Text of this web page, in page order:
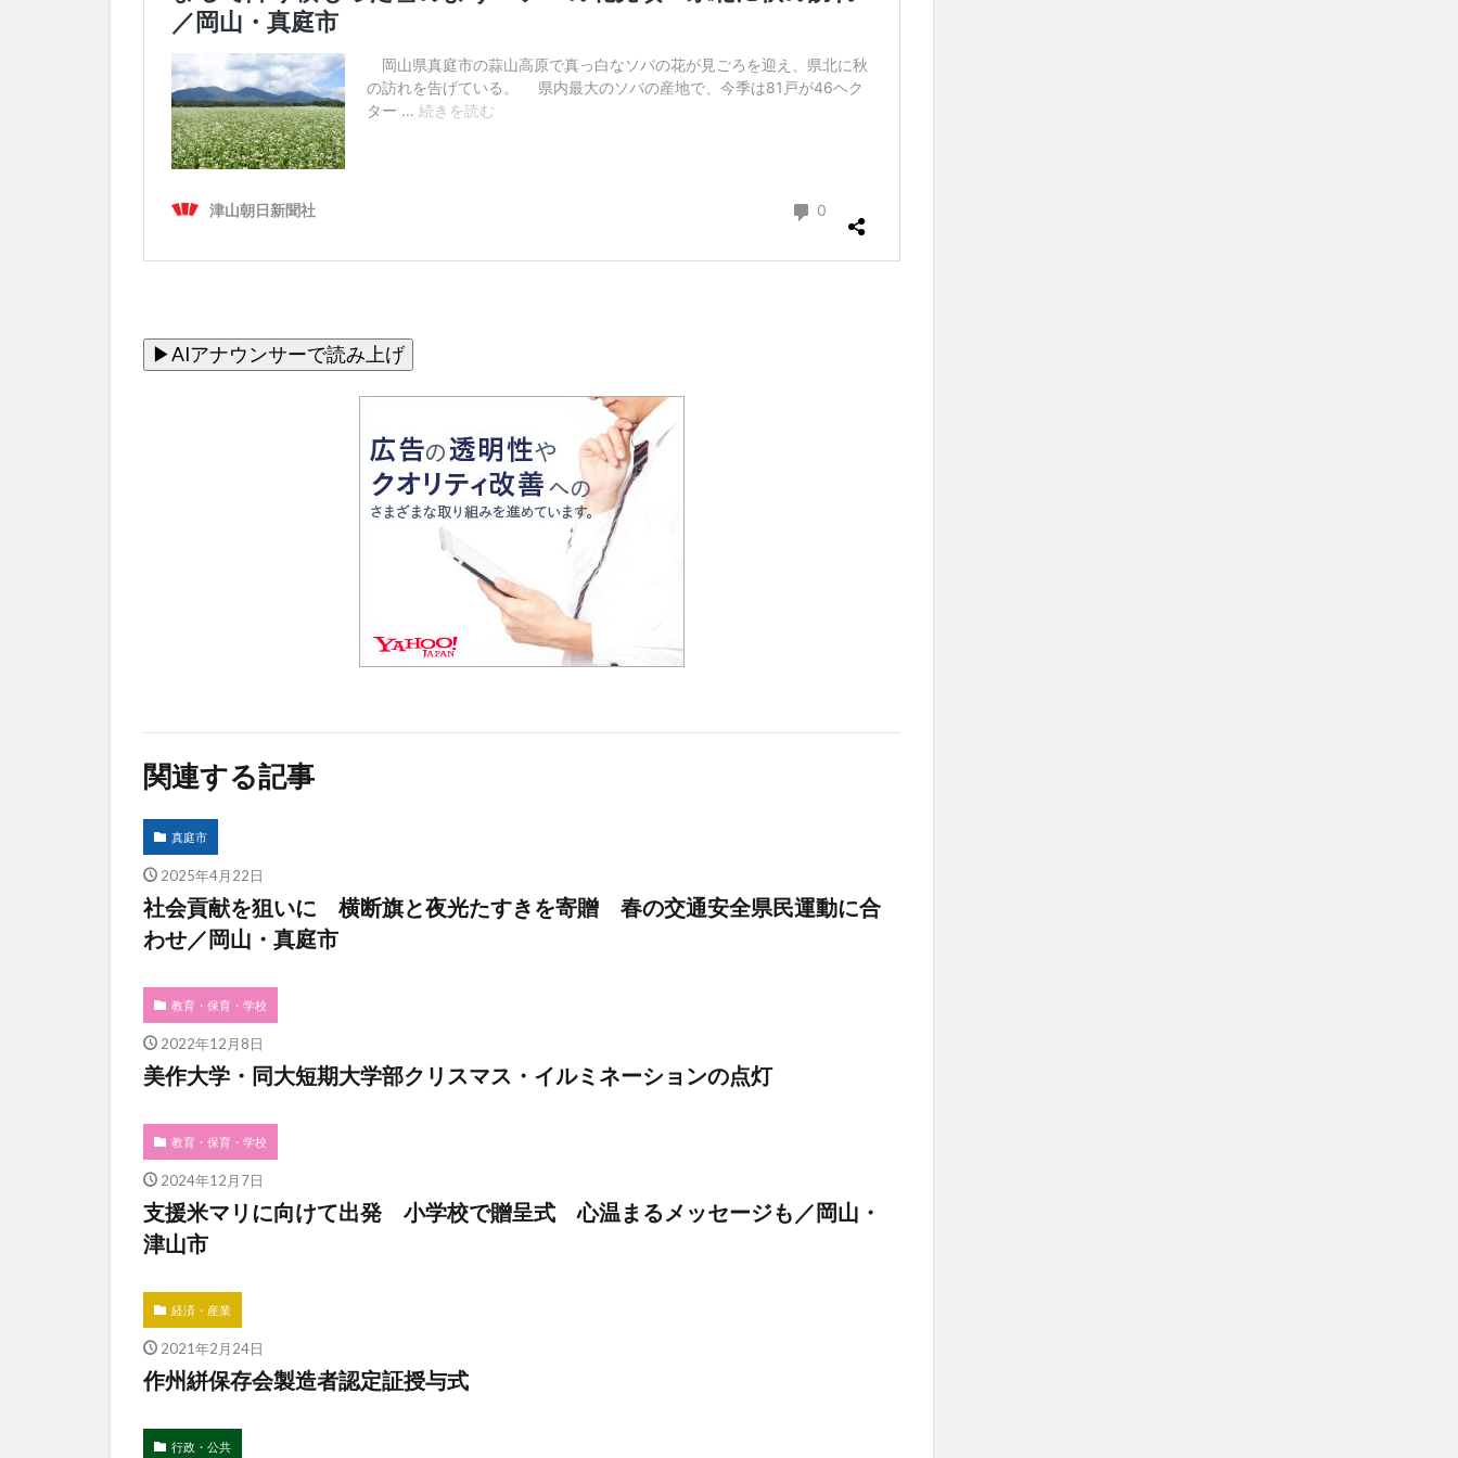
関連する記事
真庭市
2025年4月22日
社会貢献を狙いに 横断旗と夜光たすきを寄贈 春の交通安全県民運動に合
わせ／岡山・真庭市
教育・保育・学校
2022年12月8日
美作大学・同大短期大学部クリスマス・イルミネーションの点灯
教育・保育・学校
2024年12月7日
支援米マリに向けて出発 小学校で贈呈式 心温まるメッセージも／岡山・
津山市
経済・産業
2021年2月24日
作州絣保存会製造者認定証授与式
行政・公共